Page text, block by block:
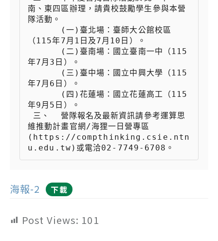
南、東四區辦理，請貴校鼓勵學生參與本營
隊活動。
（115年7月1日及7月10日）。
年7月3日）。
年7月6日）。
年9月5日）。
維推動計畫官網/海狸一日營專區
(https://compthinking.csie.ntn
海報-2 下載
Post Views: 101